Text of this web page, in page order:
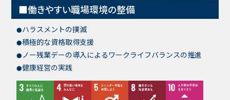
働きやすい職場環境の整備
ハラスメントの撲滅
積極的な資格取得支援
ノー残業デーの導入によるワークライフバランスの推進
健康経営の実践